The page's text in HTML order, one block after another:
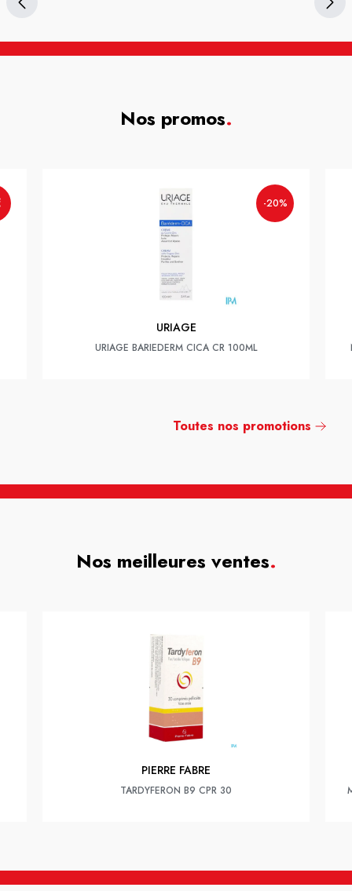
Nos promos.
-20%
URIAGE
URIAGE BARIEDERM CICA CR 100ML
Toutes nos promotions
Nos meilleures ventes.
PIERRE FABRE
TARDYFERON B9 CPR 30